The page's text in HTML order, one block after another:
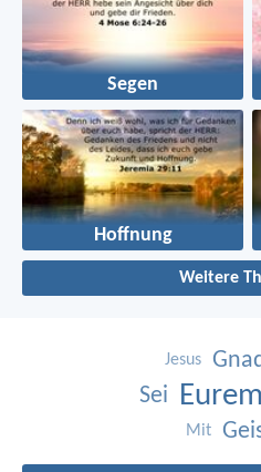
Segen
Hoffnung
Weitere
Jesus
Sei Eurem
Mit